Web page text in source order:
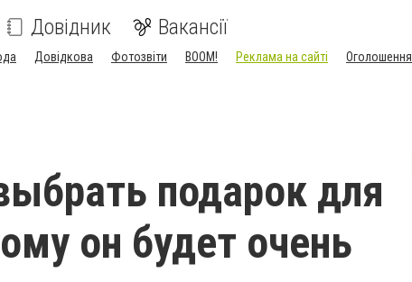
Довідник Вакансії
Довідкова Фотозвіти BOOM! Реклама на сайті
Оголошення
подарок для
он будет очень